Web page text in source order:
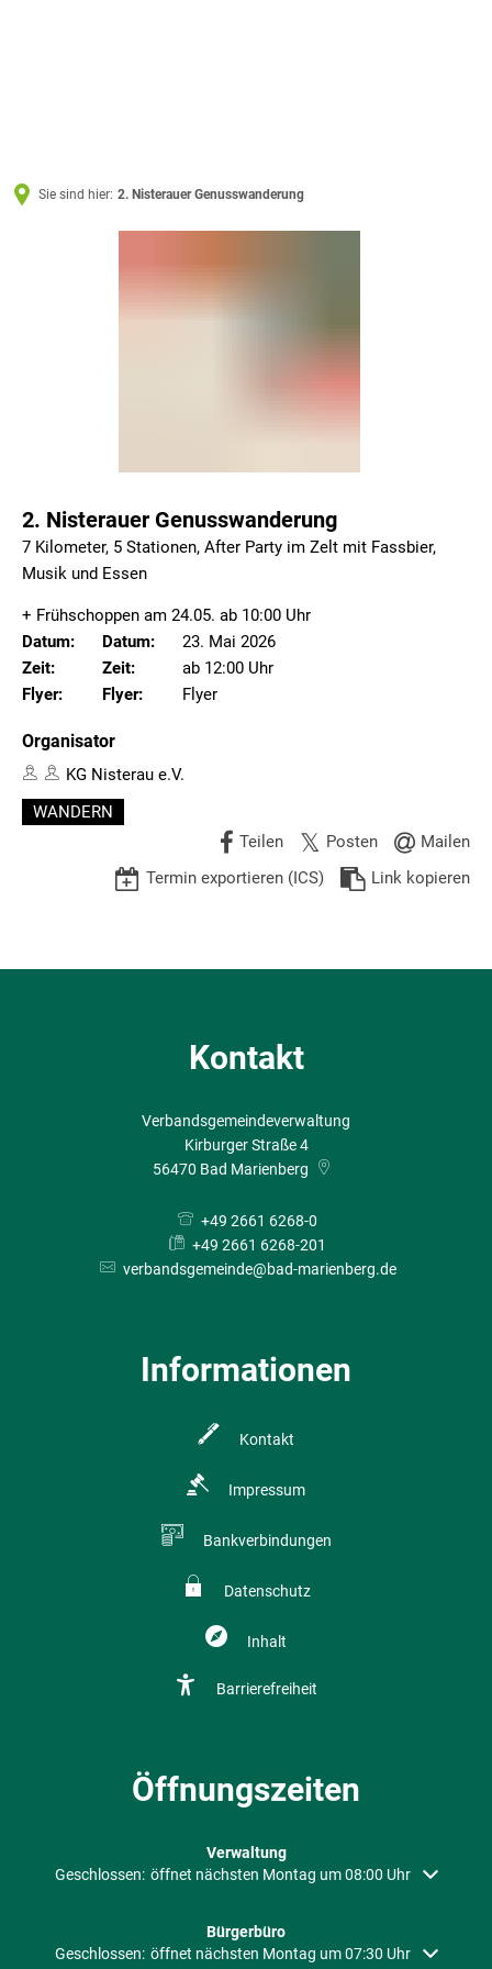
Sie sind hier: 2. Nisterauer Genusswanderung
Nisterauer
2. Nisterauer Genusswanderung
7 Kilometer, 5 Stationen, After Party im Zelt mit Fassbier,
Musik und Essen
+ Frühschoppen am 24.05. ab 10:00 Uhr
Datum:
23. Mai 2026
Uhrzeit:
ab 12:00 Uhr
Flyer
Organisator
KG Nisterau e.V.
WANDERN
Teilen
Posten
Mailen
Termin exportieren (ICS)
Link kopieren
Kontakt
Verbandsgemeindeverwaltung
Kirburger Straße 4
56470 Bad Marienberg
+49 2661 6268-0
+49 2661 6268-201
verbandsgemeinde@bad-marienberg.de
Informationen
Kontakt
Impressum
Bankverbindungen
Datenschutz
Inhalt
Barrierefreiheit
Öffnungszeiten
Verwaltung
Klicken, um weitere Öffnungs- oder Schließzeiten auszublenden
Geschlossen: öffnet nächsten Montag um 08:00 Uhr
Bürgerbüro
Klicken, um weitere Öffnungs- oder Schließzeiten auszublenden
Geschlossen: öffnet nächsten Montag um 07:30 Uhr